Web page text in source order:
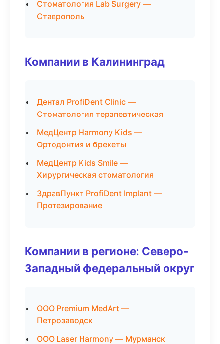
Стоматология Lab Surgery —
Ставрополь
Компании в Калининград
Дентал ProfiDent Clinic —
Стоматология терапевтическая
МедЦентр Harmony Kids —
Ортодонтия и брекеты
МедЦентр Kids Smile —
Хирургическая стоматология
ЗдравПункт ProfiDent Implant —
Протезирование
Компании в регионе: Северо-
Западный федеральный округ
ООО Premium MedArt —
Петрозаводск
ООО Laser Harmony — Мурманск